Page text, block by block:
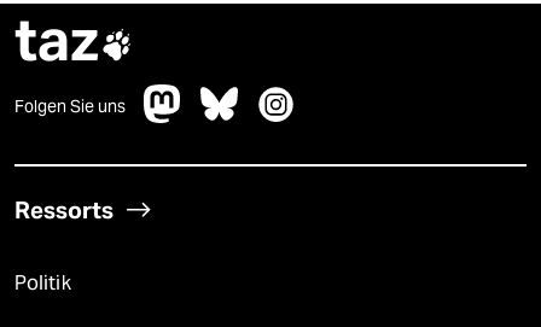
taz
Folgen Sie uns
Ressorts
Politik